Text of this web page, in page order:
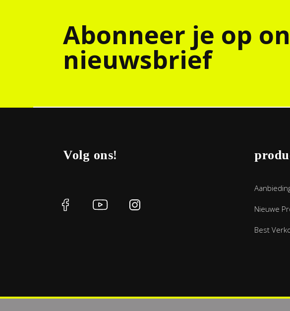
Abonneer je op
nieuwsbrief
Volg ons!
Nieuwe
Best